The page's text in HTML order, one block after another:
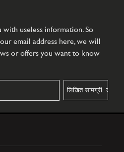
useless information. So
email address here, we will
or offers you want to know